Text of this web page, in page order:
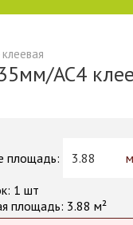
АС4
площадь:
1 шт
площадь: 3.88 м²